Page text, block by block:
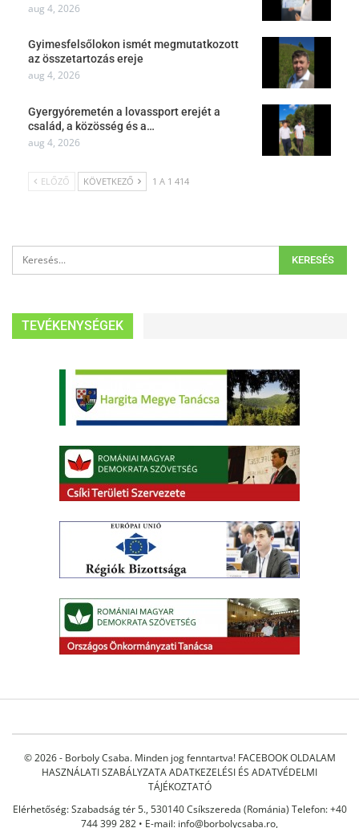
aug 4, 2026
Gyimesfelsőlokon ismét megmutatkozott
az összetartozás ereje
aug 4, 2026
Gyergyóremetén a lovassport erejét a
család, a közösség és a…
aug 4, 2026
ELŐZŐ KÖVETKEZŐ 1 A 1 414
TEVÉKENYSÉGEK
© 2026 - Borboly Csaba. Minden jog fenntartva! FACEBOOK OLDALAM
HASZNÁLATI SZABÁLYZATAADATKEZELÉSI ÉS ADATVÉDELMI
TÁJÉKOZTATÓ
Elérhetőség: Szabadság tér 5., 530140 Csíkszereda (Románia) Telefon: +40
744 399 282 • E-mail: info@borbolycsaba.ro,